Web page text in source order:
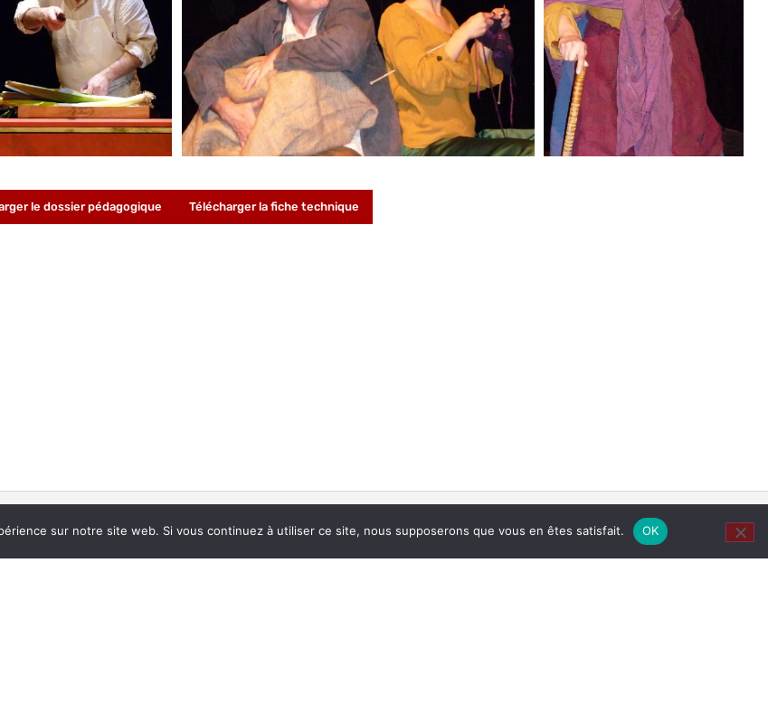
le dossier pédagogique Télécharger la fiche technique
en contact
sur notre site web. Si vous continuez à utiliser ce site, nous supposerons que vous en êtes satisfait. OK